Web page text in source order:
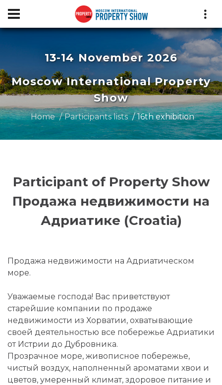
13-14 November 2026
Moscow International Property
Show
Home Participants lists 16th exhibition
Participant of Property Show
Продажа недвижимости на
Адриатике (Croatia)
Продажа недвижимости на Адриатическом
море.
Уважаемые господа! Вас приветствуют
старейшие компании по продаже
недвижимости из Хорватии, охватывающие
своей деятельностью все побережье Адриатики
от Истрии до Дубровника.
Прозрачное море, живописное побережье,
чистый воздух, наполненный ароматами хвои и
цветов, умеренный климат, здоровое питание и